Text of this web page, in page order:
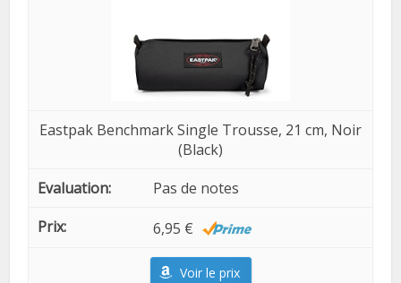
Eastpak Benchmark Single Trousse, 21 cm, Noir
(Black)
Pas de notes
6,95 €
Voir le prix